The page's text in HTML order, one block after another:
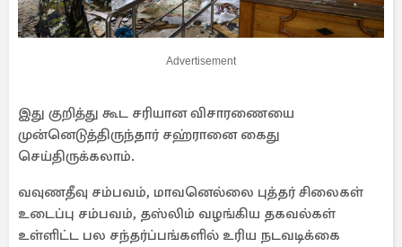
Advertisement
இது குறித்து கூட சரியான விசாரணையை
முன்னெடுத்திருந்தார் சஹ்ரானை கைது
செய்திருக்கலாம்.
வவுணதீவு சம்பவம், மாவனெல்லை புத்தர் சிலைகள்
உடைப்பு சம்பவம், தஸ்லிம் வழங்கிய தகவல்கள்
உள்ளிட்ட பல சந்தர்ப்பங்களில் உரிய நடவடிக்கை